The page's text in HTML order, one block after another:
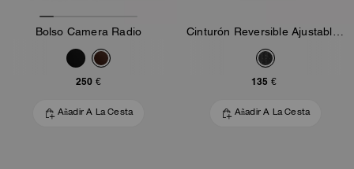
Bolso Camera Radio
250 €
Añadir A La Cesta
135 €
Añadir A La Cesta